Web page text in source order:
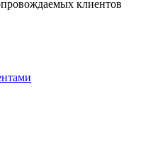
клиентов